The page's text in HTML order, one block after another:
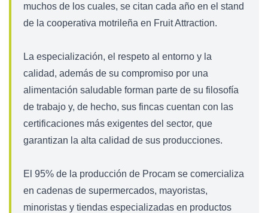
muchos de los cuales, se citan cada año en el stand
de la cooperativa motrileña en Fruit Attraction.
La especialización, el respeto al entorno y la
calidad, además de su compromiso por una
alimentación saludable forman parte de su filosofía
de trabajo y, de hecho, sus fincas cuentan con las
certificaciones más exigentes del sector, que
garantizan la alta calidad de sus producciones.
El 95% de la producción de Procam se comercializa
en cadenas de supermercados, mayoristas,
minoristas y tiendas especializadas en productos